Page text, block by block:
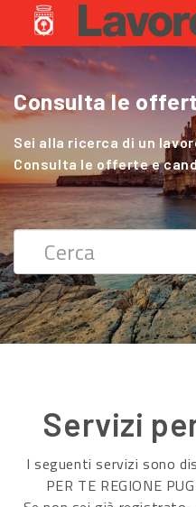
Consulta le
Sei alla ricerca di un
Consulta le offerte e
Cerchi Lavoro
?
Sei alla ricerca di un
Consulta le offerte e
Servizi
I seguenti servizi sono
PER TE REGIONE